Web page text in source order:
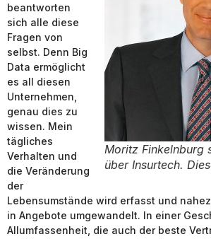
Moritz Finkelnburg
über Insurtech.
beantworten
sich alle diese
Fragen von
selbst. Denn Big
Data ermöglicht
es all diesen
Unternehmen,
genau dies zu
wissen. Mein
tägliches
Verhalten und
die Veränderung
der
Lebensumstände wird erfasst und
in Angebote umgewandelt. In einer
Allumfassenheit, die auch der beste